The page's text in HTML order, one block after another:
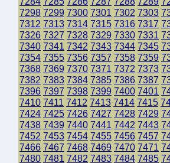
7298 7299 7300 7301 7302 7303
7312 7313 7314 7315 7316 7317
7326 7327 7328 7329 7330 7331
7340 7341 7342 7343 7344 7345
7354 7355 7356 7357 7358 7359
7368 7369 7370 7371 7372 7373
7382 7383 7384 7385 7386 7387
7396 7397 7398 7399 7400 7401
7410 7411 7412 7413 7414 7415
7424 7425 7426 7427 7428 7429
7438 7439 7440 7441 7442 7443
7452 7453 7454 7455 7456 7457
7466 7467 7468 7469 7470 7471
7480 7481 7482 7483 7484 7485